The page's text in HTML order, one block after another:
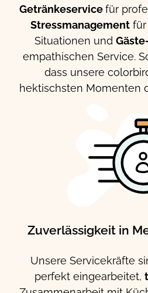
Getränkeservicefür
Stressmanagementfür
Situationen und
empathischen Service.
dass unsere
hektischsten Momenten
Zuverlässigkeit in
Unsere Servicekräfte
perfekt eingearbeitet,